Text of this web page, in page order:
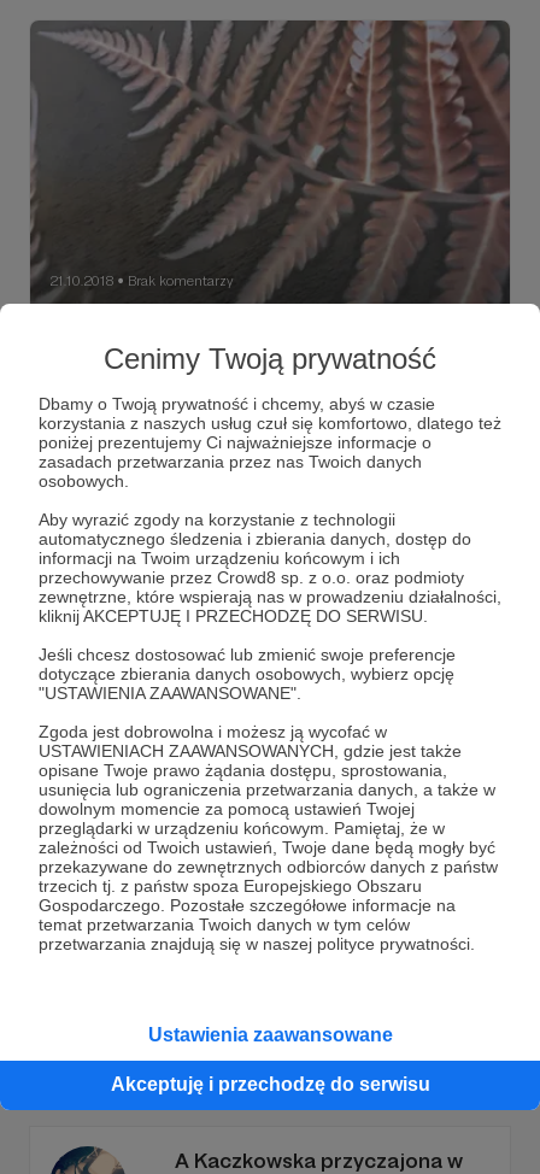
Cenimy Twoją prywatność
Dbamy o Twoją prywatność i chcemy, abyś w czasie
korzystania z naszych usług czuł się komfortowo, dlatego też
poniżej prezentujemy Ci najważniejsze informacje o
zasadach przetwarzania przez nas Twoich danych
osobowych.
Aby wyrazić zgody na korzystanie z technologii
automatycznego śledzenia i zbierania danych, dostęp do
informacji na Twoim urządzeniu końcowym i ich
przechowywanie przez Crowd8 sp. z o.o. oraz podmioty
zewnętrzne, które wspierają nas w prowadzeniu działalności,
kliknij AKCEPTUJĘ I PRZECHODZĘ DO SERWISU.
Jeśli chcesz dostosować lub zmienić swoje preferencje
dotyczące zbierania danych osobowych, wybierz opcję
"USTAWIENIA ZAAWANSOWANE".
Zgoda jest dobrowolna i możesz ją wycofać w
USTAWIENIACH ZAAWANSOWANYCH, gdzie jest także
opisane Twoje prawo żądania dostępu, sprostowania,
usunięcia lub ograniczenia przetwarzania danych, a także w
dowolnym momencie za pomocą ustawień Twojej
przeglądarki w urządzeniu końcowym. Pamiętaj, że w
zależności od Twoich ustawień, Twoje dane będą mogły być
przekazywane do zewnętrznych odbiorców danych z państw
trzecich tj. z państw spoza Europejskiego Obszaru
Gospodarczego. Pozostałe szczegółowe informacje na
temat przetwarzania Twoich danych w tym celów
przetwarzania znajdują się w naszej polityce prywatności.
Ustawienia zaawansowane
Akceptuję i przechodzę do serwisu
21.10.2018 ● Brak komentarzy
fotograficzna
najnowszy film, który powstał dzięki Waszemu wsparciu!
Jest to film, który planowałam od dawna, a przygotowanie
go wraz z eksperymentami i próbami z tą także dla mnie
nową techniką fotograficzną zajęło mi prawie półtora
miesiąca! Ale już jest. Wreszcie jest :)
lumen print fotografia technika fotografii
Dołącz do grona Patronów!
Wesprzyj działalność AutoraFotoAlchemia już teraz!
Zostań Patronem
Promowani autorzy
A Kaczkowska przyczajona w